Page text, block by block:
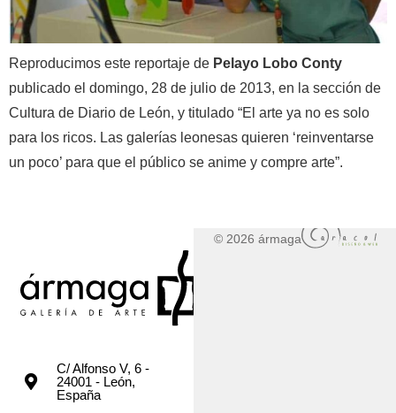
Reproducimos este reportaje de Pelayo Lobo Conty
publicado el domingo, 28 de julio de 2013, en la sección de
Cultura de Diario de León, y titulado “El arte ya no es solo
para los ricos. Las galerías leonesas quieren ‘reinventarse
un poco’ para que el público se anime y compre arte”.
C/ Alfonso V, 6 -
24001 - León,
España
© 2026 ármaga